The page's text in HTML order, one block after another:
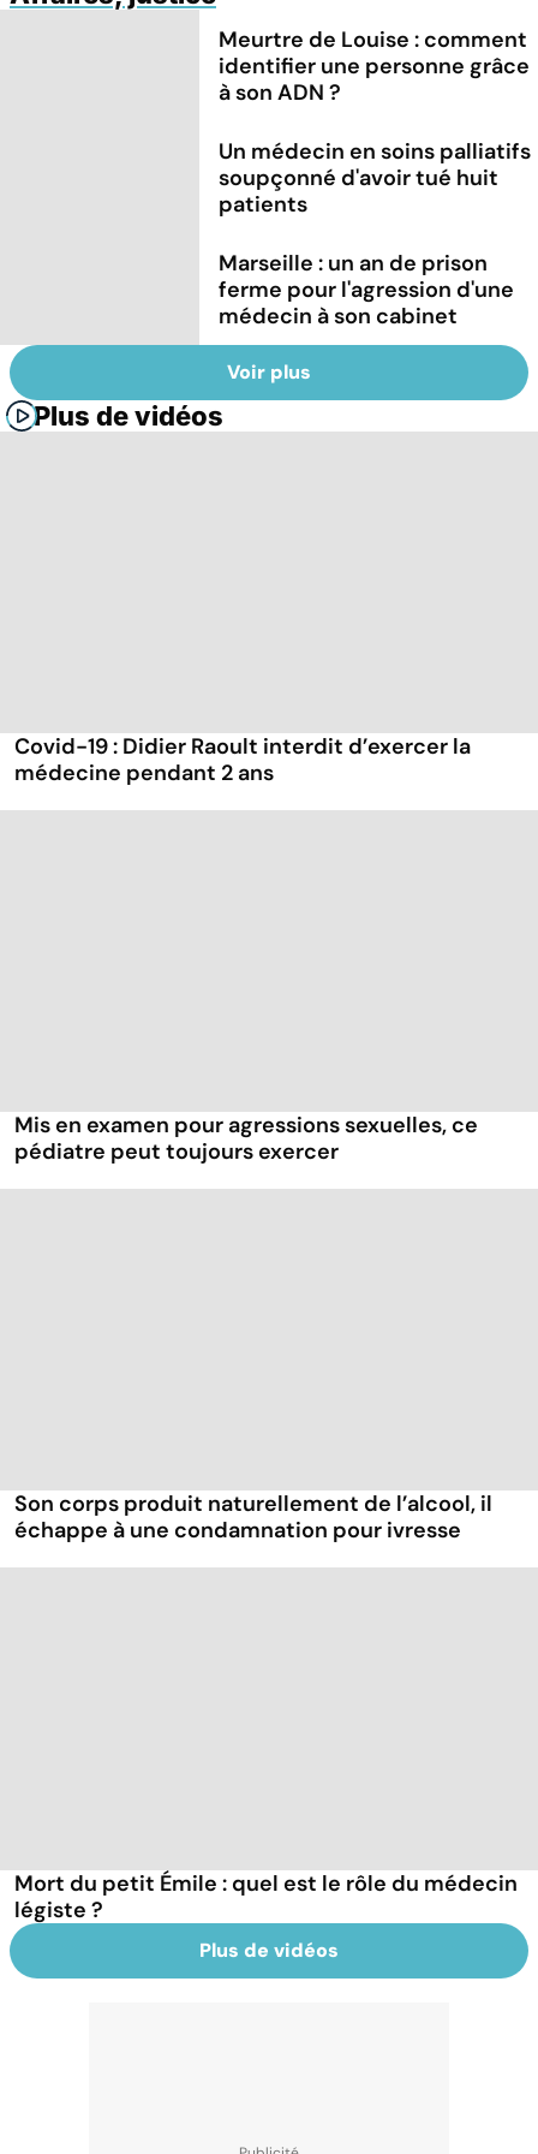
Meurtre de Louise : comment
identifier une personne grâce
à son ADN ?
Un médecin en soins palliatifs
soupçonné d'avoir tué huit
patients
Marseille : un an de prison
ferme pour l'agression d'une
médecin à son cabinet
Voir plus
Plus de vidéos
Covid-19 : Didier Raoult interdit d’exercer la
médecine pendant 2 ans
Mis en examen pour agressions sexuelles, ce
pédiatre peut toujours exercer
Son corps produit naturellement de l’alcool, il
échappe à une condamnation pour ivresse
Mort du petit Émile : quel est le rôle du médecin
légiste ?
Plus de vidéos